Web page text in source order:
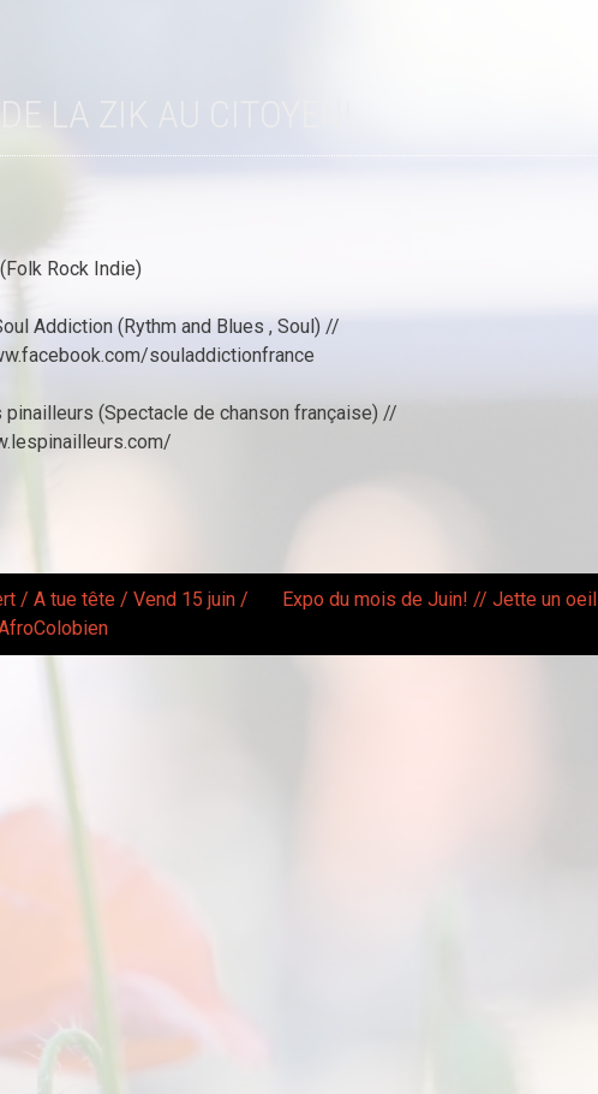
DE LA ZIK AU CITOYEN!
Rock Indie)
Addiction (Rythm and Blues , Soul) //
souladdictionfrance
(Spectacle de chanson française) //
/ A tue tête / Vend 15 juin /
Expo du mois de Juin! // Jette un oeil